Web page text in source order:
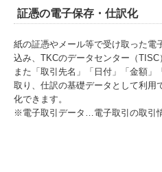
証憑の電子保存・仕訳化
紙の証憑やメール等で受け取った
込み、TKCのデータセンター（TISC
また「取引先名」「日付」「金額
取り、仕訳の基礎データとして利用
化できます。
※電子取引データ…電子取引の取引